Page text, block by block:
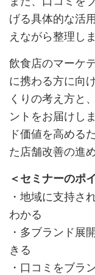
げる具体的な活
えながら整理しま
飲食店のマーケ
に携わる方に向
くりの考え方と
ントをお届けし
ド価値を高める
た店舗改善の進
＜セミナーのポ
・地域に支持さ
わかる
・多ブランド展
きる
・口コミをブラ